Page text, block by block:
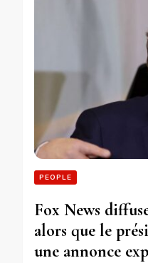
PEOPLE
Fox News
alors que le
une annonce